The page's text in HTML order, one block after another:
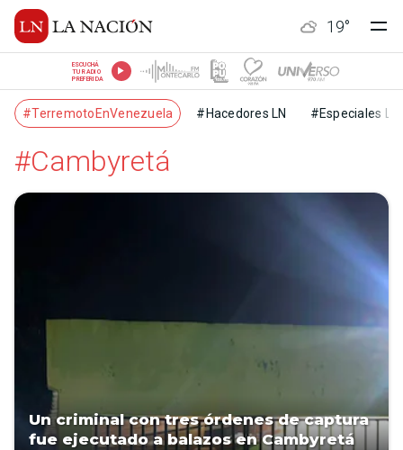
19°
ESCUCHÁ
TU RADIO
PREFERIDA
#TerremotoEnVenezuela #Hacedores LN #Especiales LN
#Cambyretá
Un criminal con tres órdenes de captura
fue ejecutado a balazos en Cambyretá